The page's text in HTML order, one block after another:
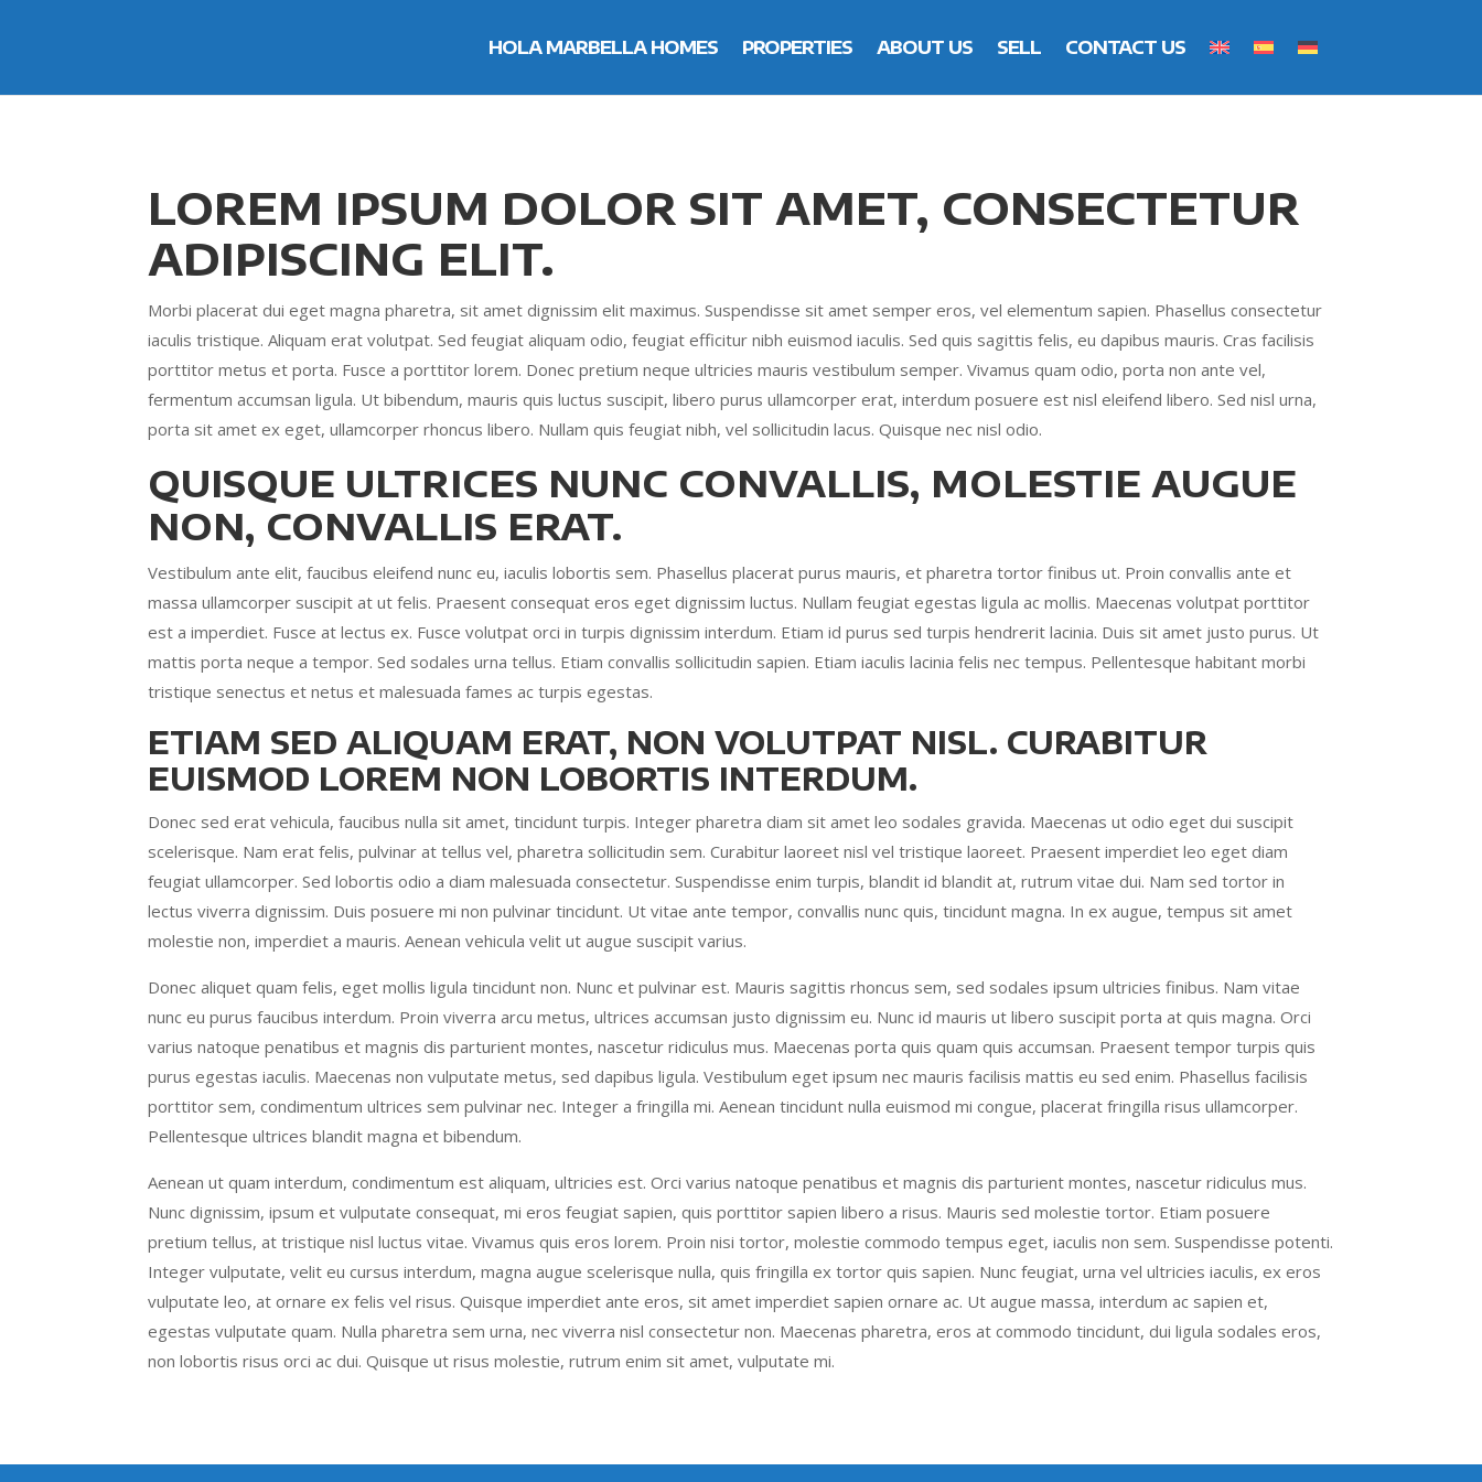
HOLA MARBELLA HOMES PROPERTIES ABOUT US SELL CONTACT US
LOREM IPSUM DOLOR SIT AMET, CONSECTETUR
ADIPISCING ELIT.
Morbi placerat dui eget magna pharetra, sit amet dignissim elit maximus. Suspendisse sit amet semper eros, vel elementum sapien. Phasellus consectetur
iaculis tristique. Aliquam erat volutpat. Sed feugiat aliquam odio, feugiat efficitur nibh euismod iaculis. Sed quis sagittis felis, eu dapibus mauris. Cras facilisis
porttitor metus et porta. Fusce a porttitor lorem. Donec pretium neque ultricies mauris vestibulum semper. Vivamus quam odio, porta non ante vel,
fermentum accumsan ligula. Ut bibendum, mauris quis luctus suscipit, libero purus ullamcorper erat, interdum posuere est nisl eleifend libero. Sed nisl urna,
porta sit amet ex eget, ullamcorper rhoncus libero. Nullam quis feugiat nibh, vel sollicitudin lacus. Quisque nec nisl odio.
QUISQUE ULTRICES NUNC CONVALLIS, MOLESTIE AUGUE
NON, CONVALLIS ERAT.
Vestibulum ante elit, faucibus eleifend nunc eu, iaculis lobortis sem. Phasellus placerat purus mauris, et pharetra tortor finibus ut. Proin convallis ante et
massa ullamcorper suscipit at ut felis. Praesent consequat eros eget dignissim luctus. Nullam feugiat egestas ligula ac mollis. Maecenas volutpat porttitor
est a imperdiet. Fusce at lectus ex. Fusce volutpat orci in turpis dignissim interdum. Etiam id purus sed turpis hendrerit lacinia. Duis sit amet justo purus. Ut
mattis porta neque a tempor. Sed sodales urna tellus. Etiam convallis sollicitudin sapien. Etiam iaculis lacinia felis nec tempus. Pellentesque habitant morbi
tristique senectus et netus et malesuada fames ac turpis egestas.
ETIAM SED ALIQUAM ERAT, NON VOLUTPAT NISL. CURABITUR
EUISMOD LOREM NON LOBORTIS INTERDUM.
Donec sed erat vehicula, faucibus nulla sit amet, tincidunt turpis. Integer pharetra diam sit amet leo sodales gravida. Maecenas ut odio eget dui suscipit
scelerisque. Nam erat felis, pulvinar at tellus vel, pharetra sollicitudin sem. Curabitur laoreet nisl vel tristique laoreet. Praesent imperdiet leo eget diam
feugiat ullamcorper. Sed lobortis odio a diam malesuada consectetur. Suspendisse enim turpis, blandit id blandit at, rutrum vitae dui. Nam sed tortor in
lectus viverra dignissim. Duis posuere mi non pulvinar tincidunt. Ut vitae ante tempor, convallis nunc quis, tincidunt magna. In ex augue, tempus sit amet
molestie non, imperdiet a mauris. Aenean vehicula velit ut augue suscipit varius.
Donec aliquet quam felis, eget mollis ligula tincidunt non. Nunc et pulvinar est. Mauris sagittis rhoncus sem, sed sodales ipsum ultricies finibus. Nam vitae
nunc eu purus faucibus interdum. Proin viverra arcu metus, ultrices accumsan justo dignissim eu. Nunc id mauris ut libero suscipit porta at quis magna. Orci
varius natoque penatibus et magnis dis parturient montes, nascetur ridiculus mus. Maecenas porta quis quam quis accumsan. Praesent tempor turpis quis
purus egestas iaculis. Maecenas non vulputate metus, sed dapibus ligula. Vestibulum eget ipsum nec mauris facilisis mattis eu sed enim. Phasellus facilisis
porttitor sem, condimentum ultrices sem pulvinar nec. Integer a fringilla mi. Aenean tincidunt nulla euismod mi congue, placerat fringilla risus ullamcorper.
Pellentesque ultrices blandit magna et bibendum.
Aenean ut quam interdum, condimentum est aliquam, ultricies est. Orci varius natoque penatibus et magnis dis parturient montes, nascetur ridiculus mus.
Nunc dignissim, ipsum et vulputate consequat, mi eros feugiat sapien, quis porttitor sapien libero a risus. Mauris sed molestie tortor. Etiam posuere
pretium tellus, at tristique nisl luctus vitae. Vivamus quis eros lorem. Proin nisi tortor, molestie commodo tempus eget, iaculis non sem. Suspendisse potenti.
Integer vulputate, velit eu cursus interdum, magna augue scelerisque nulla, quis fringilla ex tortor quis sapien. Nunc feugiat, urna vel ultricies iaculis, ex eros
vulputate leo, at ornare ex felis vel risus. Quisque imperdiet ante eros, sit amet imperdiet sapien ornare ac. Ut augue massa, interdum ac sapien et,
egestas vulputate quam. Nulla pharetra sem urna, nec viverra nisl consectetur non. Maecenas pharetra, eros at commodo tincidunt, dui ligula sodales eros,
non lobortis risus orci ac dui. Quisque ut risus molestie, rutrum enim sit amet, vulputate mi.